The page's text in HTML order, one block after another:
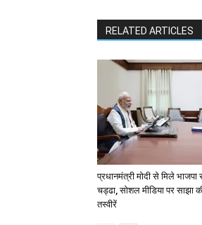
RELATED ARTICLES
प्रधानमंत्री मोदी से मिले भाजपा
चड्ढा, सोशल मीडिया पर साझा
तस्वीरें